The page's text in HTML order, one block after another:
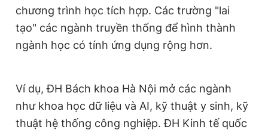
chương trình học tích hợp. Các trường "lai
tạo" các ngành truyền thống để hình thành
ngành học có tính ứng dụng rộng hơn.
Ví dụ, ĐH Bách khoa Hà Nội mở các ngành
như khoa học dữ liệu và AI, kỹ thuật y sinh, kỹ
thuật hệ thống công nghiệp. ĐH Kinh tế quốc